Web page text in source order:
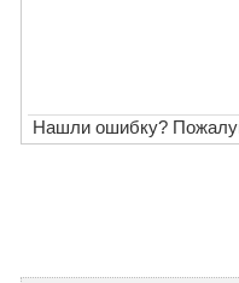
Нашли ошибку?